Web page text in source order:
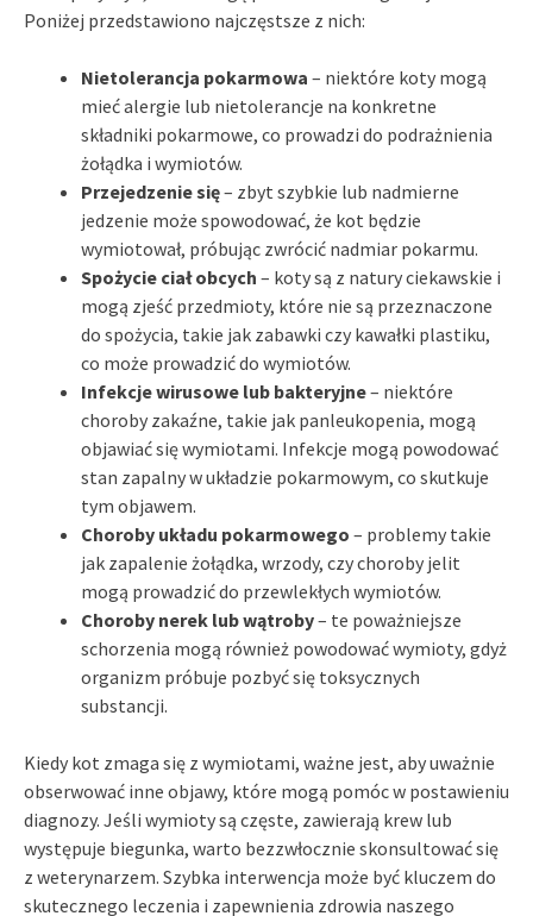
Poniżej przedstawiono najczęstsze z nich:
Nietolerancja pokarmowa – niektóre koty mogą
mieć alergie lub nietolerancje na konkretne
składniki pokarmowe, co prowadzi do podrażnienia
żołądka i wymiotów.
Przejedzenie się– zbyt szybkie lub nadmierne
jedzenie może spowodować, że kot będzie
wymiotował, próbując zwrócić nadmiar pokarmu.
Spożycie ciał obcych – koty są z natury ciekawskie i
mogą zjeść przedmioty, które nie są przeznaczone
do spożycia, takie jak zabawki czy kawałki plastiku,
co może prowadzić do wymiotów.
Infekcje wirusowe lub bakteryjne– niektóre
choroby zakaźne, takie jak panleukopenia, mogą
objawiać się wymiotami. Infekcje mogą powodować
stan zapalny w układzie pokarmowym, co skutkuje
tym objawem.
Choroby układu pokarmowego – problemy takie
jak zapalenie żołądka, wrzody, czy choroby jelit
mogą prowadzić do przewlekłych wymiotów.
Choroby nerek lub wątroby– te poważniejsze
schorzenia mogą również powodować wymioty, gdyż
organizm próbuje pozbyć się toksycznych
substancji.
Kiedy kot zmaga się z wymiotami, ważne jest, aby uważnie
obserwować inne objawy, które mogą pomóc w postawieniu
diagnozy. Jeśli wymioty są częste, zawierają krew lub
występuje biegunka, warto bezzwłocznie skonsultować się
z weterynarzem. Szybka interwencja może być kluczem do
skutecznego leczenia i zapewnienia zdrowia naszego